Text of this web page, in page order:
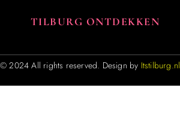
TILBURG ONTDEKKEN
© 2024 All rights reserved. Design by Itstilburg.nl